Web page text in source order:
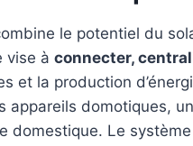
le potentiel du
vise à connecter,
et la production
appareils domotiques,
domestique. Le